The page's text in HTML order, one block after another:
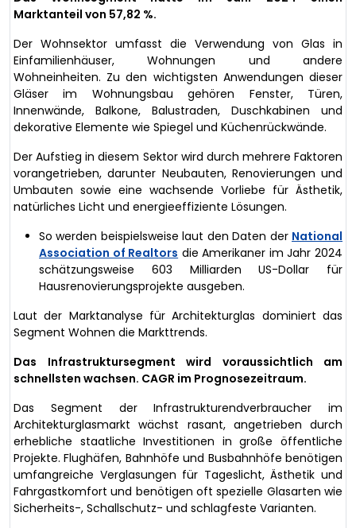
Marktanteil von 57,82 %.
Der Wohnsektor umfasst die Verwendung von Glas in
Einfamilienhäuser, Wohnungen und andere
Wohneinheiten. Zu den wichtigsten Anwendungen dieser
Gläser im Wohnungsbau gehören Fenster, Türen,
Innenwände, Balkone, Balustraden, Duschkabinen und
dekorative Elemente wie Spiegel und Küchenrückwände.
Der Aufstieg in diesem Sektor wird durch mehrere Faktoren
vorangetrieben, darunter Neubauten, Renovierungen und
Umbauten sowie eine wachsende Vorliebe für Ästhetik,
natürliches Licht und energieeffiziente Lösungen.
So werden beispielsweise laut den Daten der National
Association of Realtors die Amerikaner im Jahr 2024
schätzungsweise 603 Milliarden US-Dollar für
Hausrenovierungsprojekte ausgeben.
Laut der Marktanalyse für Architekturglas dominiert das
Segment Wohnen die Markttrends.
Das Infrastruktursegment wird voraussichtlich am
schnellsten wachsen. CAGR im Prognosezeitraum.
Das Segment der Infrastrukturendverbraucher im
Architekturglasmarkt wächst rasant, angetrieben durch
erhebliche staatliche Investitionen in große öffentliche
Projekte. Flughäfen, Bahnhöfe und Busbahnhöfe benötigen
umfangreiche Verglasungen für Tageslicht, Ästhetik und
Fahrgastkomfort und benötigen oft spezielle Glasarten wie
Sicherheits-, Schallschutz- und schlagfeste Varianten.